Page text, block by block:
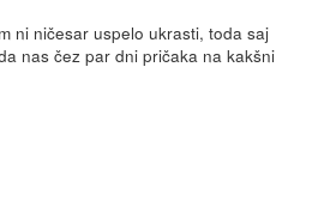
ni ničesar uspelo ukrasti, toda saj
nas čez par dni pričaka na kakšni